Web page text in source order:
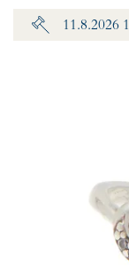
11.8.2026